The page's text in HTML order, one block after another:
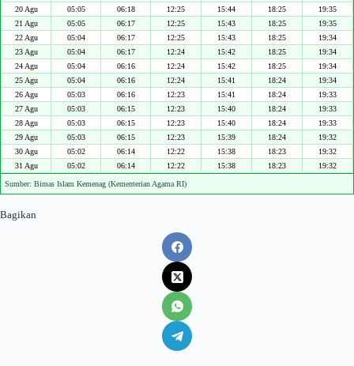
20 Agu
05:05 06:18 12:25 15:44 18:25
19:35
21 Agu
05:05 06:17 12:25 15:43 18:25
19:35
22 Agu
05:04 06:17 12:25 15:43 18:25
19:34
23 Agu
05:04 06:17 12:24 15:42 18:25
19:34
24 Agu
05:04 06:16 12:24 15:42 18:25
19:34
25 Agu
05:04 06:16 12:24 15:41 18:24
19:34
26 Agu
05:03 06:16 12:23 15:41 18:24
19:33
27 Agu
05:03 06:15 12:23 15:40 18:24
19:33
28 Agu
05:03 06:15 12:23 15:40 18:24
19:33
29 Agu
05:03 06:15 12:23 15:39 18:24
19:32
30 Agu
05:02 06:14 12:22 15:38 18:23
19:32
31 Agu
05:02 06:14 12:22 15:38 18:23 19:32
Sumber: Bimas Islam Kemenag (Kementerian Agama RI)
Bagikan